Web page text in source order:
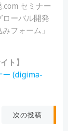
セミナー
ーバル開発
フォーム」
ト】
ー (digima-
次の投稿